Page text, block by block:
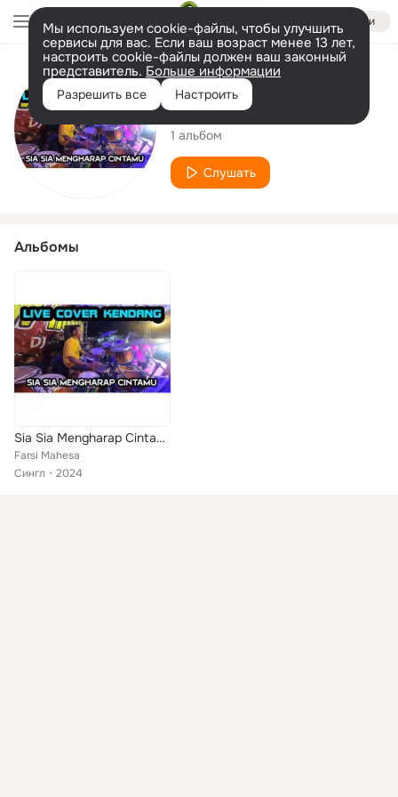
Войти
Мы используем cookie-файлы, чтобы улучшить
сервисы для вас. Если ваш возраст менее 13 лет,
настроить cookie-файлы должен ваш законный
представитель. Больше информации
Разрешить все Настроить
Исполнитель
Farsi Mahesa
1 альбом
Слушать
Альбомы
Sia Sia Mengharap Cintamu
Farsi Mahesa
Сингл
2024